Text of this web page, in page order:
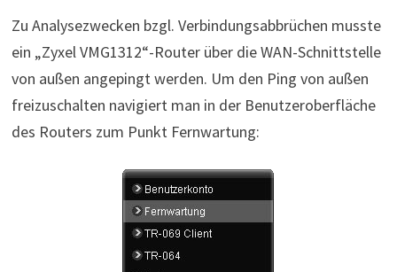
Zu Analysezwecken bzgl. Verbindungsabbrüchen musste
ein „Zyxel VMG1312“-Router über die WAN-Schnittstelle
von außen angepingt werden. Um den Ping von außen
freizuschalten navigiert man in der Benutzeroberfläche
des Routers zum Punkt Fernwartung: